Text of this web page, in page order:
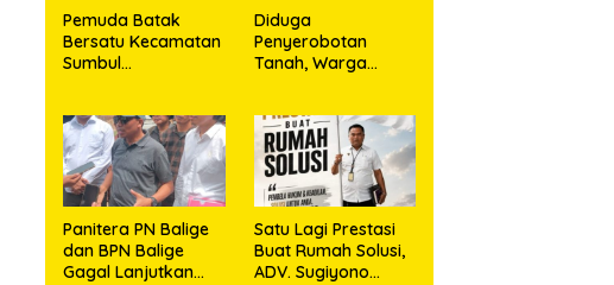
Pemuda Batak
Bersatu Kecamatan
Sumbul
Pembersihan
Massal Sambut HUT
Korem 023/KS dan
HUT Ke-81
Kemerdekaan RI
Diduga
Penyerobotan
Tanah, Warga
Memperjuangkan
Hak Kepemilikan
Panitera PN Balige
dan BPN Balige
Gagal Lanjutkan
Satu Lagi Prestasi
Buat Rumah Solusi,
ADV. Sugiyono